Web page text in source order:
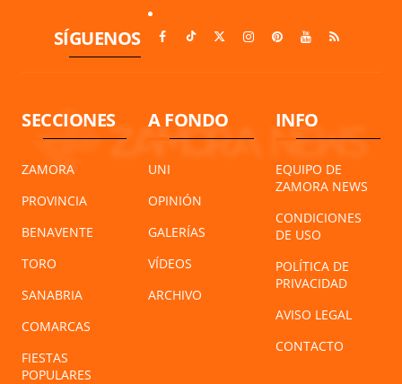
SÍGUENOS
SECCIONES
ZAMORA
PROVINCIA
BENAVENTE
TORO
SANABRIA
COMARCAS
FIESTAS
POPULARES
A FONDO
UNI
OPINIÓN
GALERÍAS
VÍDEOS
ARCHIVO
INFO
EQUIPO DE
ZAMORA NEWS
CONDICIONES
DE USO
POLÍTICA DE
PRIVACIDAD
AVISO LEGAL
CONTACTO